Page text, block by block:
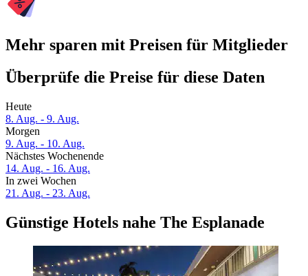
Mehr sparen mit Preisen für Mitglieder
Überprüfe die Preise für diese Daten
Heute
8. Aug. - 9. Aug.
Morgen
9. Aug. - 10. Aug.
Nächstes Wochenende
14. Aug. - 16. Aug.
In zwei Wochen
21. Aug. - 23. Aug.
Günstige Hotels nahe The Esplanade